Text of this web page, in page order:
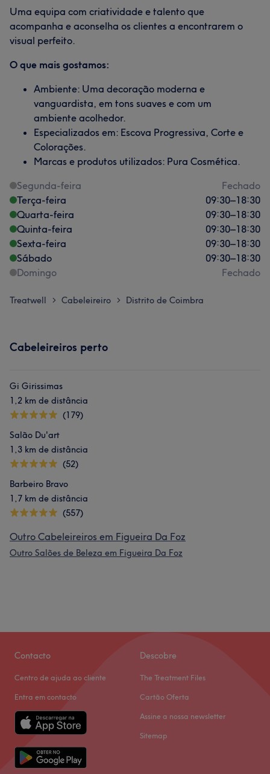
Uma equipa com criatividade e talento que
acompanha e aconselha os clientes a encontrarem o
visual perfeito.
O que mais gostamos:
Ambiente: Uma decoração moderna e
vanguardista, em tons suaves e com um
ambiente acolhedor.
Especializados em: Escova Progressiva, Corte e
Colorações.
Marcas e produtos utilizados: Pura Cosmética.
Segunda-feira
Fechado
Terça-feira
09:30–18:30
Quarta-feira
09:30–18:30
Quinta-feira
09:30–18:30
Sexta-feira
09:30–18:30
Sábado
09:30–18:30
Domingo
Fechado
Treatwell > Cabeleireiro > Distrito de Coimbra
Cabeleireiros perto
Gi Girissimas
1,2 km de distância
(179)
Salão Du'art
1,3 km de distância
(52)
Barbeiro Bravo
1,7 km de distância
(557)
Outro Cabeleireiros em Figueira Da Foz
Outro Salões de Beleza em Figueira Da Foz
Contacto
Centro de ajuda ao cliente
Entra em contacto
Descobre
The Treatment Files
Cartão Oferta
Assine a nossa newsletter
Sitemap